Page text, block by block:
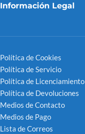
Información Legal
Política de Cookies
Política de Servicio
Política de Licenciamiento
Política de Devoluciones
Medios de Contacto
Medios de Pago
Lista de Correos